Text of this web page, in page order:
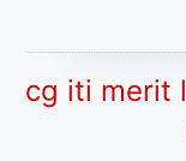
cg iti merit